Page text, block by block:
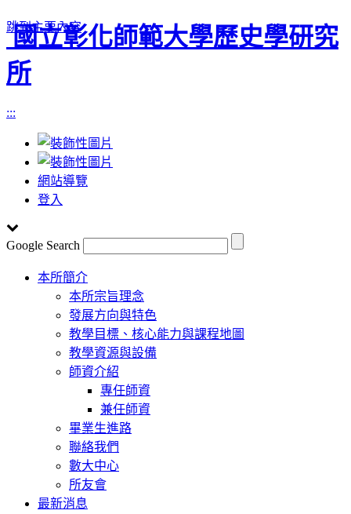
跳到主要內容
國立彰化師範大學歷史學研究
所
:::
網站導覽
登入
Google Search
Toggle
navigation
本所簡介
本所宗旨理念
發展方向與特色
教學目標、核心能力與課程地圖
教學資源與設備
師資介紹
專任師資
兼任師資
畢業生進路
聯絡我們
數大中心
所友會
最新消息